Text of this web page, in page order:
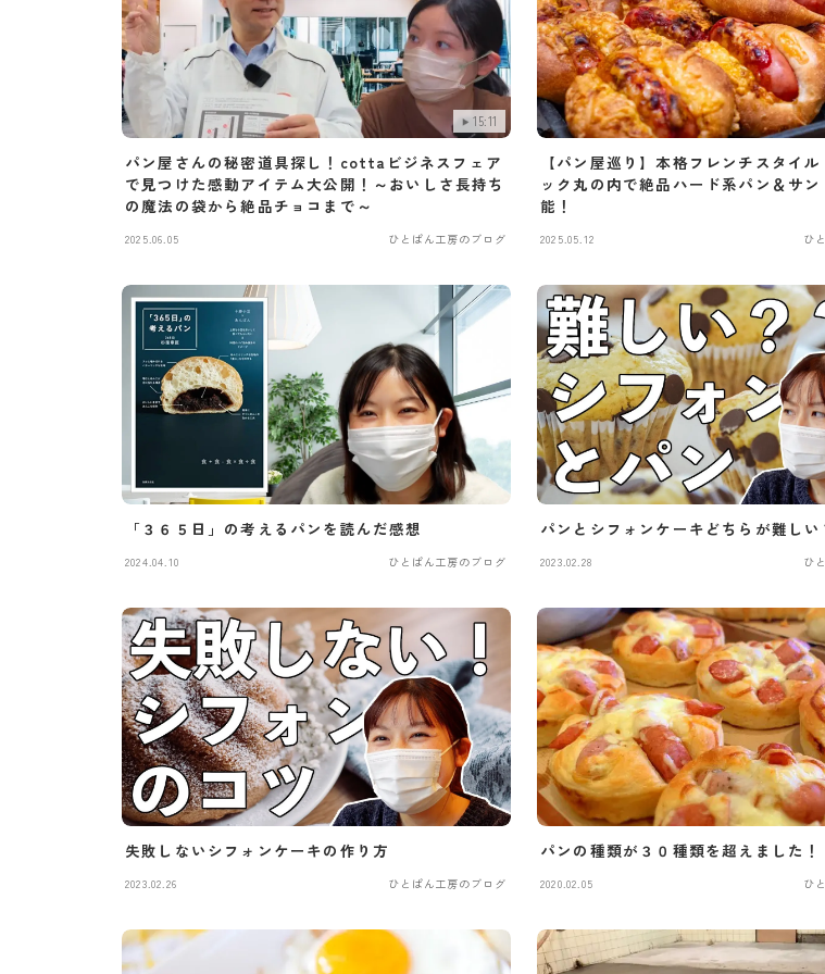
15:11
パン屋さんの秘密道具探し！cottaビジネスフェア
で見つけた感動アイテム大公開！～おいしさ長持ち
の魔法の袋から絶品チョコまで～
2025.06.05 ひとぱん工房のブログ
【パン屋巡り】本格フレンチスタイ
ック丸の内で絶品ハード系パン＆サ
能！
2025.05.12 ひ
「３６５日」の考えるパンを読んだ感想
2024.04.10 ひとぱん工房のブログ
パンとシフォンケーキどちらが難しい
2023.02.28 ひ
失敗しないシフォンケーキの作り方
2023.02.26 ひとぱん工房のブログ
パンの種類が３０種類を超えました！
2020.02.05 ひ